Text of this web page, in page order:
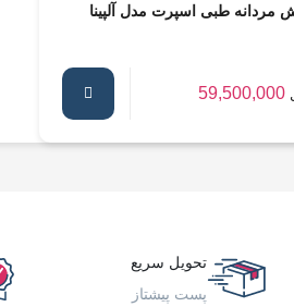
مردانه طبی اسپرت مدل آلپینا
59,500,000
تحویل سریع
پست پیشتاز